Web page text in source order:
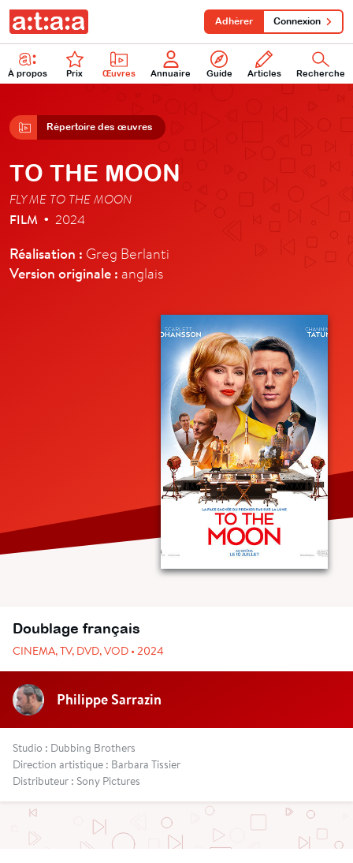
À propos Prix Œuvres Annuaire Guide Articles Recherche
Adhérer Connexion
Répertoire des œuvres
TO THE MOON
FLY ME TO THE MOON
FILM • 2024
Réalisation : Greg Berlanti
Version originale : anglais
Doublage français
CINEMA, TV, DVD, VOD • 2024
Philippe Sarrazin
Studio : Dubbing Brothers
Direction artistique : Barbara Tissier
Distributeur : Sony Pictures